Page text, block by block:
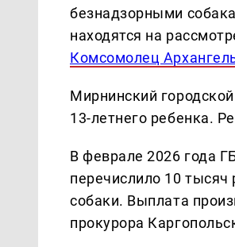
безнадзорными
находятся на
Комсомолец
Мирнинский
13-летнего ребенка.
В феврале 2026 года
перечислило 10 тысяч
собаки. Выплата
прокурора